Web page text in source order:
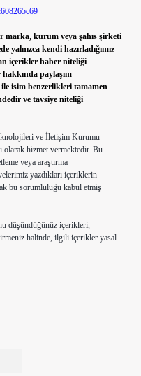
marka, kurum veya şahıs şirketi
yalnızca kendi hazırladığımız
içerikler haber niteliği
paylaşım
isim benzerlikleri tamamen
ve tavsiye niteliği
ve İletişim Kurumu
olarak hizmet vermektedir. Bu
veya araştırma
yazdıkları içeriklerin
bu sorumluluğu kabul etmiş
düşündüğünüz içerikleri,
halinde, ilgili içerikler yasal